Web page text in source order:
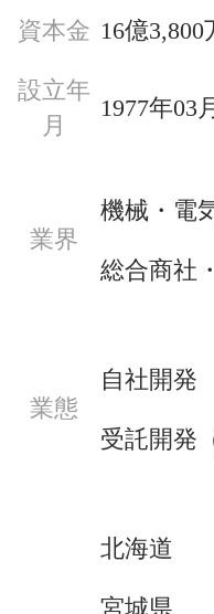
資本金 16億3,800
設立年
月
1977年03月
業界
機械・電
総合商社
業態
自社開発
受託開発
北海道
宮城県